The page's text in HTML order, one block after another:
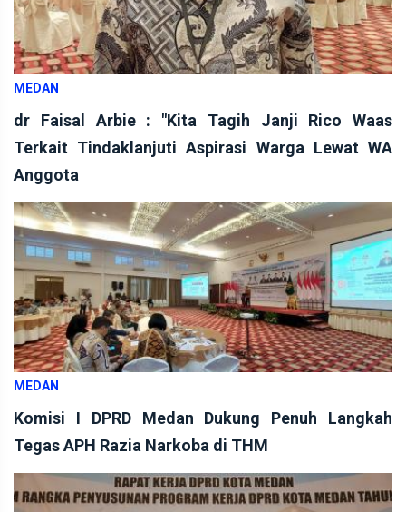
MEDAN
dr Faisal Arbie : "Kita Tagih Janji Rico Waas
Terkait Tindaklanjuti Aspirasi Warga Lewat WA
Anggota
MEDAN
Komisi I DPRD Medan Dukung Penuh Langkah
Tegas APH Razia Narkoba di THM